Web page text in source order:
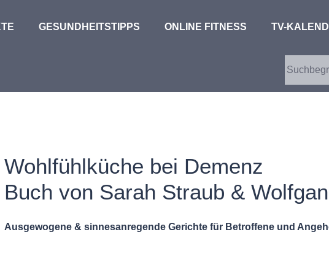
GESUNDHEITSTIPPS ONLINE FITNESS TV-
Wohlfühlküche bei Demenz
Buch von Sarah Straub &
Ausgewogene & sinnesanregende Gerichte für Betroffene und